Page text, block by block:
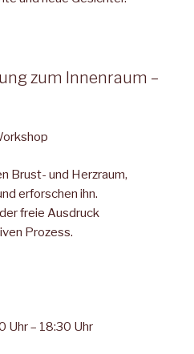
zum Innenraum –
Brust- und Herzraum,
erforschen ihn.
freie Ausdruck
Prozess.
Uhr – 18:30 Uhr